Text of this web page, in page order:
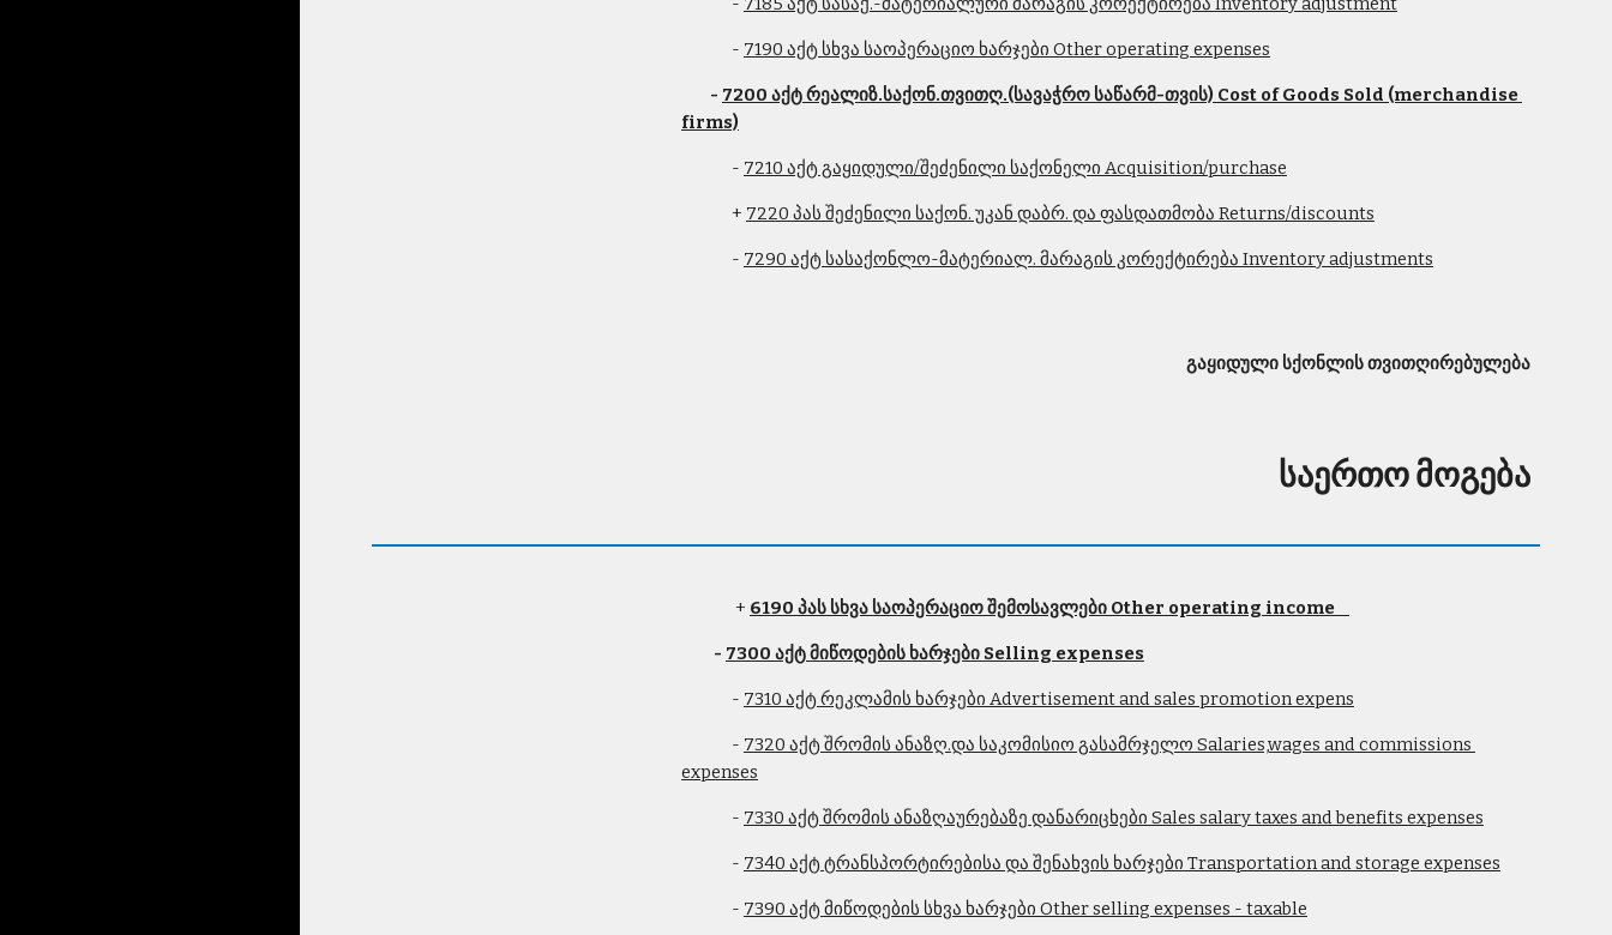
              -
7190 აქტ სხვა საოპერაციო ხარჯები Other operating expenses
- 7200 აქტ რეალიზ.საქონ.თვითღ.(სავაჭრო საწარმ-თვის) Cost of Goods Sold (merchandise
firms)
              -
7210 აქტ გაყიდული/შეძენილი საქონელი Acquisition/purchase
              +
7220 პას შეძენილი საქონ. უკან დაბრ. და ფასდათმობა Returns/discounts
              -
7290 აქტ სასაქონლო-მატერიალ. მარაგის კორექტირება Inventory adjustments
გაყიდული სქონლის თვითღირებულება
საერთო მოგება
               +
6190 პას სხვა საოპერაციო შემოსავლები Other operating income
         -
7300 აქტ მიწოდების ხარჯები Selling expenses
              -
7310 აქტ რეკლამის ხარჯები Advertisement and sales promotion expens
              -
7320 აქტ შრომის ანაზღ.და საკომისიო გასამრჯელო Salaries,wages and commissions
expenses
              -
7330 აქტ შრომის ანაზღაურებაზე დანარიცხები Sales salary taxes and benefits expenses
              -
7340 აქტ ტრანსპორტირებისა და შენახვის ხარჯები Transportation and storage expenses
              -
7390 აქტ მიწოდების სხვა ხარჯები Other selling expenses - taxable